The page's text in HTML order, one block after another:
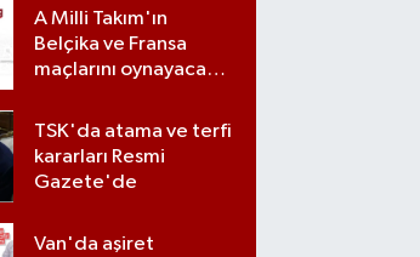
A Milli Takım'ın
Belçika ve Fransa
maçlarını oynayacağı
TSK'da atama ve terfi
kararları Resmi
Gazete'de
Van'da aşiret